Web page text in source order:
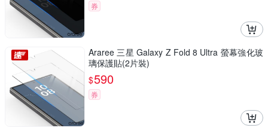
券
Araree 三星 Galaxy Z Fold 8 Ultra 螢幕強化玻
璃保護貼(2片裝)
$590
券